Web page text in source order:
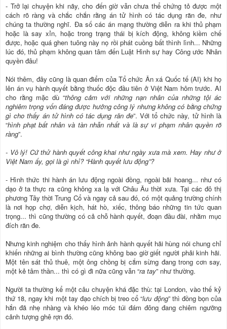
- Trở lại chuyện khi nãy, cho đến giờ vẫn chưa thể chứng tỏ được một
cách rõ ràng và chắc chắn rằng án tử hình có tác dụng răn đe, như
chúng ta thường nghĩ. Đa số các án mạng thường diễn ra khi thủ phạm
hoặc là say xỉn, hoặc trong trạng thái bị kích động, không kiềm chế
được, hoặc quá ghen tuông này nọ rồi phát cuồng bất thình lình... Những
lúc đó, thủ phạm không quan tâm đến Luật Hình sự hay Công ước Nhân
quyền đâu!
Nói thêm, đây cũng là quan điểm của Tổ chức Ân xá Quốc tế (AI) khi họ
lên án vụ hành quyết bằng thuốc độc đầu tiên ở Việt Nam hôm trước. AI
cho rằng mặc dù “thông cảm với những nạn nhân của những tội ác
nghiêm trọng vốn đáng được hưởng công lý nhưng không có bằng chứng
gì cho thấy án tử hình có tác dụng răn đe”. Với tổ chức này, tử hình là
“hình phạt bất nhân và tàn nhẫn nhất và là sự vi phạm nhân quyền rõ
ràng”.
- Vô lý! Cứ thử hành quyết công khai như ngày xưa mà xem. Hay như ở
Việt Nam ấy, gọi là gì nhỉ? “Hành quyết lưu động”?
- Hình thức thi hành án lưu động ngoài đồng, ngoài bãi hoang... như có
dạo ở ta thực ra cũng không xa lạ với Châu Âu thời xưa. Tại các đô thị
phương Tây thời Trung Cổ và ngay cả sau đó, có một quảng trường chính
là nơi họp chợ, diễn kịch, hát hò, xiếc, thông báo những tin tức quan
trọng... thì cũng thường có cả chỗ hành quyết, đoạn đầu đài, nhằm mục
đích răn đe.
Nhưng kinh nghiệm cho thấy hình ảnh hành quyết hãi hùng nói chung chỉ
khiến những ai bình thường cũng không bao giờ giết người phải kinh hãi.
Một tên sát thủ thuê, một ông chồng bị cắm sừng đang trong cơn say,
một kẻ tâm thần... thì có gì đi nữa cũng vẫn “ra tay” như thường.
Người ta thường kể một câu chuyện khá đặc thù: tại London, vào thế kỷ
thứ 18, ngay khi một tay đạo chích bị treo cổ “lưu động” thì đồng bọn của
hắn đã nhẹ nhàng và khéo léo móc túi đám đông đang chiêm ngưỡng
cảnh tượng ghê rợn đó.